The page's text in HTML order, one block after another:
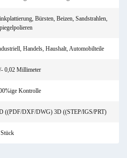
Bürsten, Beizen, Sandstrahlen,
Handels, Haushalt, Automobilteile
0,02 Millimeter
Kontrolle
((PDF/DXF/DWG) 3D ((STEP/IGS/PRT)